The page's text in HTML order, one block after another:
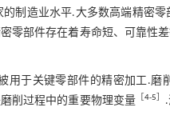
制造业水平.大多数高端精密
零部件存在着寿命短、可靠性
于关键零部件的精密加工.
削过程中的重要物理变量［ 4-5